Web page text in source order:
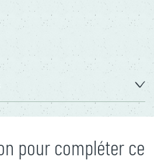
pour compléter ce